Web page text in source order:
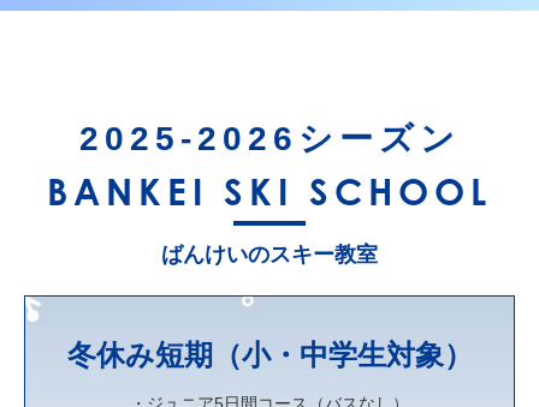
2025-2026シーズン
BANKEI SKI SCHOOL
ばんけいのスキー教室
冬休み短期（小・中学生対象）